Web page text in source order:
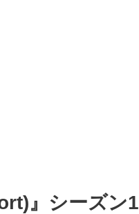
』シーズン1